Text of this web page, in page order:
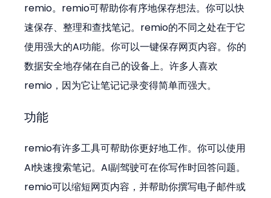
remio。remio可帮助你有序地保存想法。你可以快
速保存、整理和查找笔记。remio的不同之处在于它
使用强大的AI功能。你可以一键保存网页内容。你的
数据安全地存储在自己的设备上。许多人喜欢
remio，因为它让笔记记录变得简单而强大。
功能
remio有许多工具可帮助你更好地工作。你可以使用
AI快速搜索笔记。AI副驾驶可在你写作时回答问题。
remio可以缩短网页内容，并帮助你撰写电子邮件或